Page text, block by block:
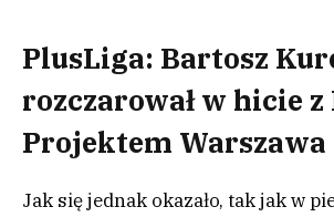
PlusLiga: Bartosz
rozczarował w hicie z
Projektem Warszawa
Jak się jednak okazało, tak jak w